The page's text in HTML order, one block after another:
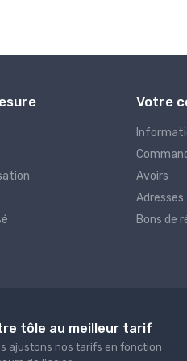
Votre
Avoirs
Adresses
Bons de
tôle au meilleur tarif
ajustons nos tarifs en fonction